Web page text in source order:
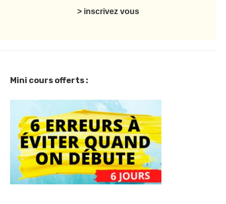
> inscrivez vous
Mini cours offerts :